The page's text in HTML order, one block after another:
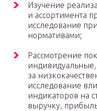
Изучение
и ассортимента
исследование
нормативами;
Рассмотрение
за
исследование
индикаторов на
выручку,